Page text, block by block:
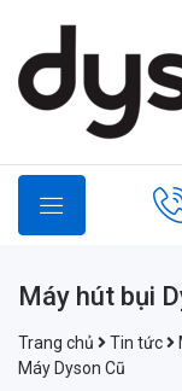
Máy hút bụi
Trang chủ Tin tức
Máy Dyson Cũ